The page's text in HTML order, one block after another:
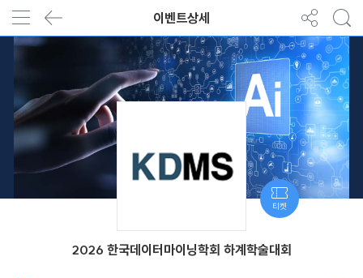
이벤트상세
2026 한국데이터마이닝학회 하계학술대회
티켓